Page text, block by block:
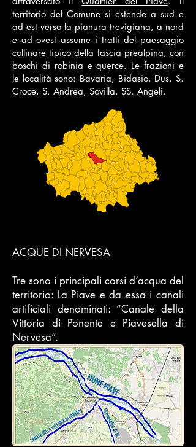
territorio del Comune si estende a sud e
ad est verso la pianura trevigiana, a nord
e ad ovest assume i tratti del paesaggio
collinare tipico della fascia prealpina, con
boschi di robinia e querce. Le frazioni e
le località sono: Bavaria, Bidasio, Dus, S.
Croce, S. Andrea, Sovilla, SS. Angeli.
ACQUE DI NERVESA
Tre sono i principali corsi d’acqua del
territorio: La Piave e da essa i canali
artificiali denominati: “Canale della
Vittoria di Ponente e Piavesella di
Nervesa”.